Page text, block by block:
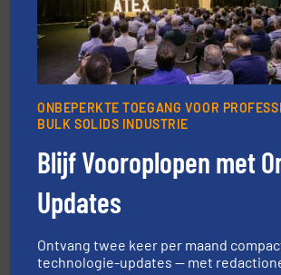
Wereldwijd opererend specialist in
procestechnologie en
by the best”.Meer info ➜
ONBEPERKTE TOEGANG VOOR
BULK SOLIDS INDUSTRIE
Blijf Vooroplopen met
Updates
Ontvang twee keer per maand
technologie-updates — met